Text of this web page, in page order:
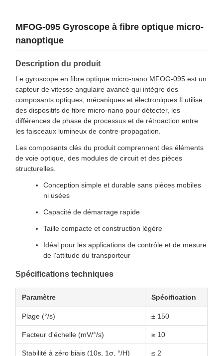
MFOG-095 Gyroscope à fibre optique micro-
nanoptique
Description du produit
Le gyroscope en fibre optique micro-nano MFOG-095 est un
capteur de vitesse angulaire avancé qui intègre des
composants optiques, mécaniques et électroniques.Il utilise
des dispositifs de fibre micro-nano pour détecter, les
différences de phase de processus et de rétroaction entre
les faisceaux lumineux de contre-propagation.
Les composants clés du produit comprennent des éléments
de voie optique, des modules de circuit et des pièces
structurelles.
Conception simple et durable sans pièces mobiles
ni usées
Capacité de démarrage rapide
Taille compacte et construction légère
Idéal pour les applications de contrôle et de mesure
de l'attitude du transporteur
Spécifications techniques
Paramètre Spécification
Plage (°/s) ± 150
Facteur d'échelle (mV/°/s) ≥ 10
Stabilité à zéro biais (10s, 1σ, °/H) ≤ 2